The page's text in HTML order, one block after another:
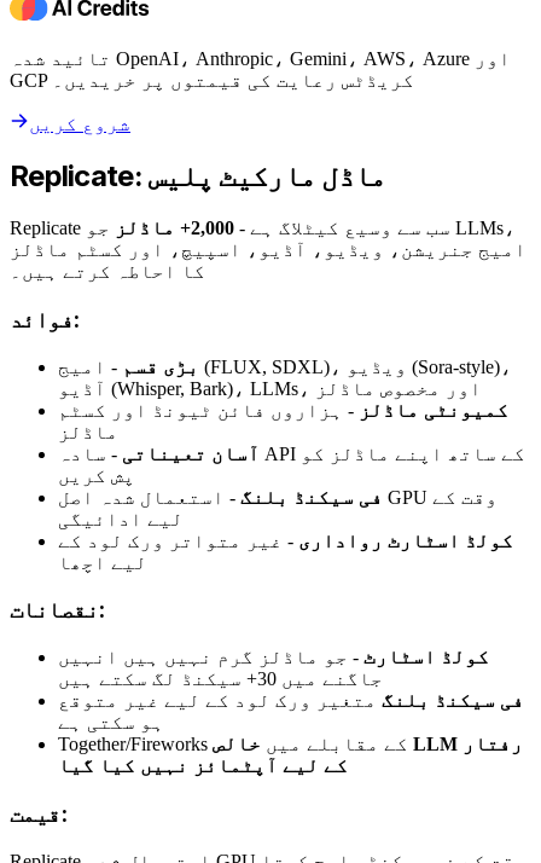
تائید شدہ OpenAI، Anthropic، Gemini، AWS، Azure اور
GCP کریڈٹس رعایت کی قیمتوں پر خریدیں۔
شروع کریں
Replicate: ماڈل مارکیٹ پلیس
Replicate سب سے وسیع کیٹلاگ ہے - 2,000+ ماڈلز
جو LLMs،
امیج جنریشن، ویڈیو، آڈیو، اسپیچ، اور کسٹم ماڈلز
کا احاطہ کرتے ہیں۔
فوائد:
بڑی قسم - امیج (FLUX, SDXL)، ویڈیو (Sora-style)،
آڈیو (Whisper, Bark)، LLMs، اور مخصوص ماڈلز
کمیونٹی ماڈلز - ہزاروں فائن ٹیونڈ اور کسٹم
ماڈلز
آسان تعیناتی - سادہ API کے ساتھ اپنے ماڈلز کو
پش کریں
فی سیکنڈ بلنگ - استعمال شدہ اصل GPU وقت کے
لیے ادائیگی
کولڈ اسٹارٹ رواداری - غیر متواتر ورک لود کے
لیے اچھا
نقصانات:
کولڈ اسٹارٹ - جو ماڈلز گرم نہیں ہیں انہیں
جاگنے میں 30+ سیکنڈ لگ سکتے ہیں
فی سیکنڈ بلنگ متغیر ورک لود کے لیے غیر متوقع
ہو سکتی ہے
Together/Fireworks کے مقابلے میں خالص LLM رفتار
کے لیے آپٹمائز نہیں کیا گیا
قیمت: